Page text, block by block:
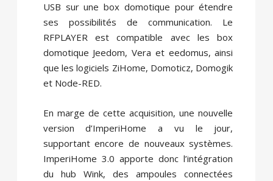
USB sur une box domotique pour étendre
ses possibilités de communication. Le
RFPLAYER est compatible avec les box
domotique Jeedom, Vera et eedomus, ainsi
que les logiciels ZiHome, Domoticz, Domogik
et Node-RED.
En marge de cette acquisition, une nouvelle
version d’ImperiHome a vu le jour,
supportant encore de nouveaux systèmes.
ImperiHome 3.0 apporte donc l’intégration
du hub Wink, des ampoules connectées